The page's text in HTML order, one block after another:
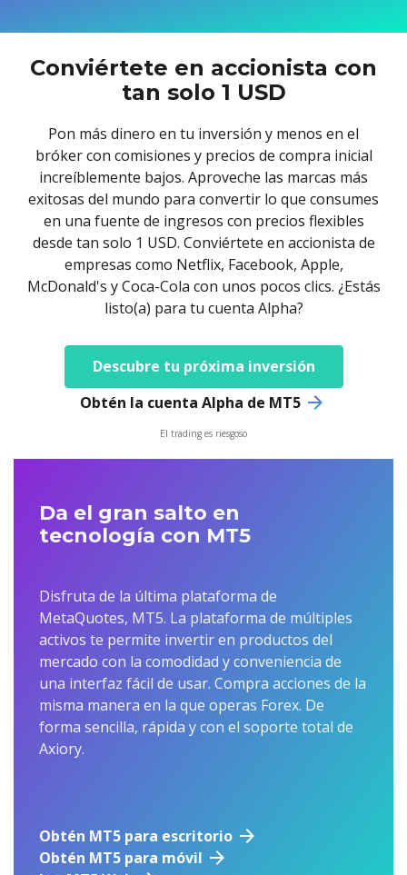
Contáctanos
عربى
ไทย
Tiếng Việt
Prueba una cuenta Demo
Trading is Risky.
Conviértete en accionista con
tan solo 1 USD
Pon más dinero en tu inversión y menos en el
bróker con comisiones y precios de compra inicial
increíblemente bajos. Aproveche las marcas más
exitosas del mundo para convertir lo que consumes
en una fuente de ingresos con precios flexibles
desde tan solo 1 USD. Conviértete en accionista de
empresas como Netflix, Facebook, Apple,
McDonald's y Coca-Cola con unos pocos clics. ¿Estás
listo(a) para tu cuenta Alpha?
Descubre tu próxima inversión
Obtén la cuenta Alpha de MT5
El trading es riesgoso
Da el gran salto en
tecnología con MT5
Disfruta de la última plataforma de
MetaQuotes, MT5. La plataforma de múltiples
activos te permite invertir en productos del
mercado con la comodidad y conveniencia de
una interfaz fácil de usar. Compra acciones de la
misma manera en la que operas Forex. De
forma sencilla, rápida y con el soporte total de
Axiory.
Obtén MT5 para escritorio
Obtén MT5 para móvil